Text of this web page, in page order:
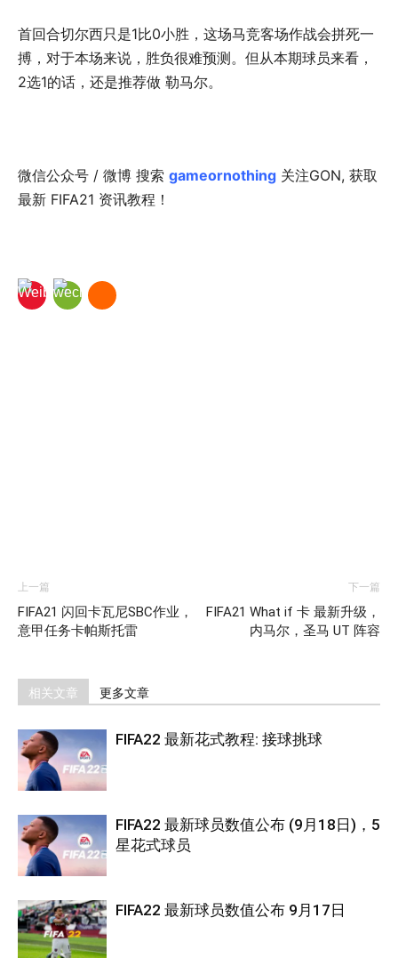
首回合切尔西只是1比0小胜，这场马竞客场作战会拼死一
搏，对于本场来说，胜负很难预测。但从本期球员来看，
2选1的话，还是推荐做 勒马尔。
微信公众号 / 微博 搜索 gameornothing 关注GON, 获取
最新 FIFA21 资讯教程！
上一篇
FIFA21 闪回卡瓦尼SBC作业，
意甲任务卡帕斯托雷
下一篇
FIFA21 What if 卡 最新升级，
内马尔，圣马 UT 阵容
相关文章 更多文章
FIFA22 最新花式教程: 接球挑球
FIFA22 最新球员数值公布 (9月18日)，5
星花式球员
FIFA22 最新球员数值公布 9月17日